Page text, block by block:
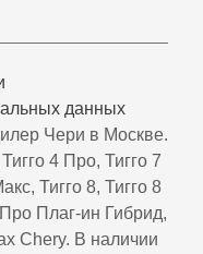
данных
Чери в Москве.
4 Про, Тигго 7
Тигго 8, Тигго 8
Плаг-ин Гибрид,
Chery. В наличии